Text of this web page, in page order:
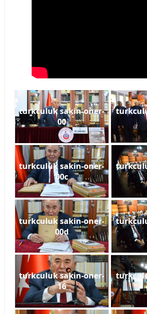
turkculuk sakin-oner-
00
turkculuk sakin-oner-
00c
turkculuk sakin-oner-
00d
turkculuk sakin-oner-
16